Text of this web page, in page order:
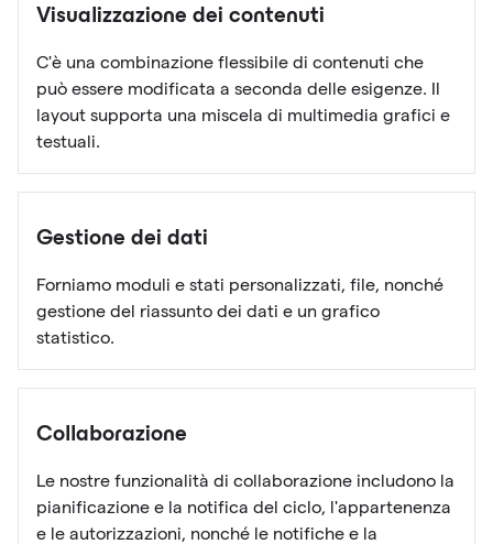
Visualizzazione dei contenuti
C'è una combinazione flessibile di contenuti che
può essere modificata a seconda delle esigenze. Il
layout supporta una miscela di multimedia grafici e
testuali.
Gestione dei dati
Forniamo moduli e stati personalizzati, file, nonché
gestione del riassunto dei dati e un grafico
statistico.
Collaborazione
Le nostre funzionalità di collaborazione includono la
pianificazione e la notifica del ciclo, l'appartenenza
e le autorizzazioni, nonché le notifiche e la